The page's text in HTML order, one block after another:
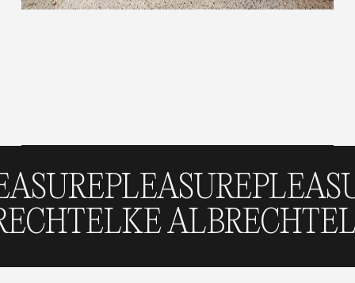
PLEASUREPLEASURE
ELKE ALBRECHT